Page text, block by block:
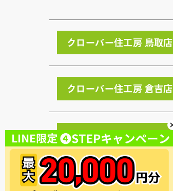
クローバー住工房 鳥取店
クローバー住工房 倉吉店
クローバー住工房 米子店